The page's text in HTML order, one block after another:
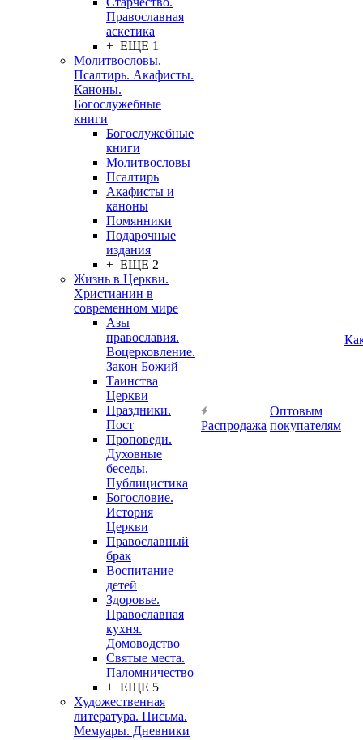
Православная
аскетика
+ ЕЩЕ 1
Молитвословы.
Псалтирь. Акафисты.
Каноны.
Богослужебные
книги
Богослужебные
книги
Молитвословы
Псалтирь
Акафисты и
каноны
Помянники
Подарочные
издания
+ ЕЩЕ 2
Жизнь в Церкви.
Христианин в
современном мире
Азы
православия.
Воцерковление.
Закон Божий
Таинства
Церкви
Праздники.
Пост
Проповеди.
Духовные
беседы.
Публицистика
Богословие.
История
Церкви
Православный
брак
Воспитание
детей
Здоровье.
Православная
кухня.
Домоводство
Святые места.
Паломничество
+ ЕЩЕ 5
Художественная
литература. Письма.
Мемуары. Дневники
Распродажа
Оптовым
покупателям